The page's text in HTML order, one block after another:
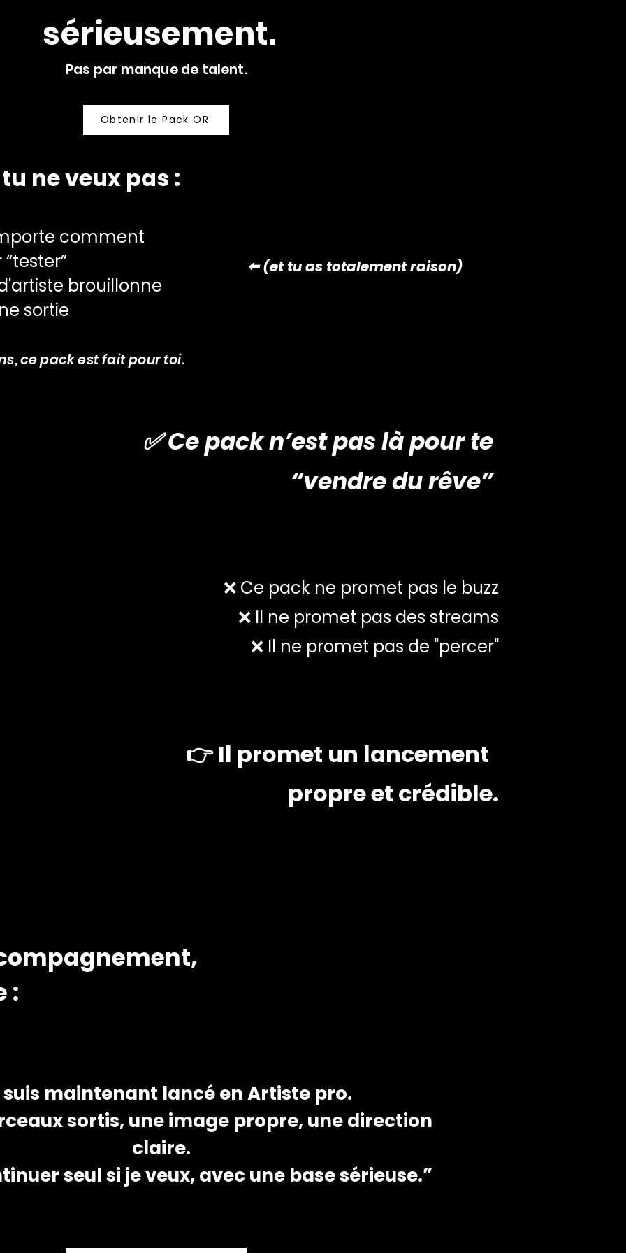
Pas par manque de talent.
Obtenir le Pack OR
ne veux pas :
comment
brouillonne
sortie
⬅ (et tu as totalement raison)
ce pack est fait pour toi.
✅ Ce pack n’est pas là pour te
“vendre du rêve”
❌ Ce pack ne promet pas le buzz
❌ Il ne promet pas des streams
❌ Il ne promet pas de "percer"
👉 Il promet un lancement
propre et crédible.
:
suis maintenant lancé en Artiste pro.
sortis, une image propre, une direction
claire.
seul si je veux, avec une base sérieuse.”